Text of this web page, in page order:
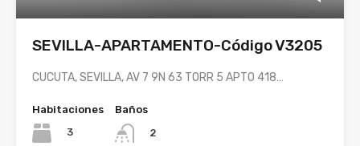
SEVILLA-APARTAMENTO-Código V3205
CUCUTA, SEVILLA, AV 7 9N 63 TORR 5 APTO 418…
Habitaciones
3
Baños
2